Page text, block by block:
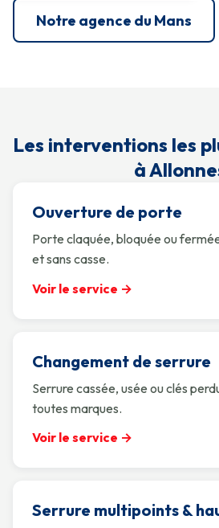
Notre agence du Mans
Les interventions les
à
Ouverture de porte
Porte claquée, bloquée ou
et sans casse.
Voir le service →
Changement de serrure
Serrure cassée, usée ou clés
toutes marques.
Voir le service →
Serrure multipoints &